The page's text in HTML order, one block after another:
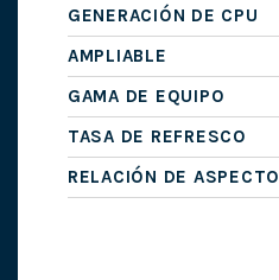
GENERACIÓN DE CPU
AMPLIABLE
GAMA DE EQUIPO
TASA DE REFRESCO
RELACIÓN DE ASPECTO